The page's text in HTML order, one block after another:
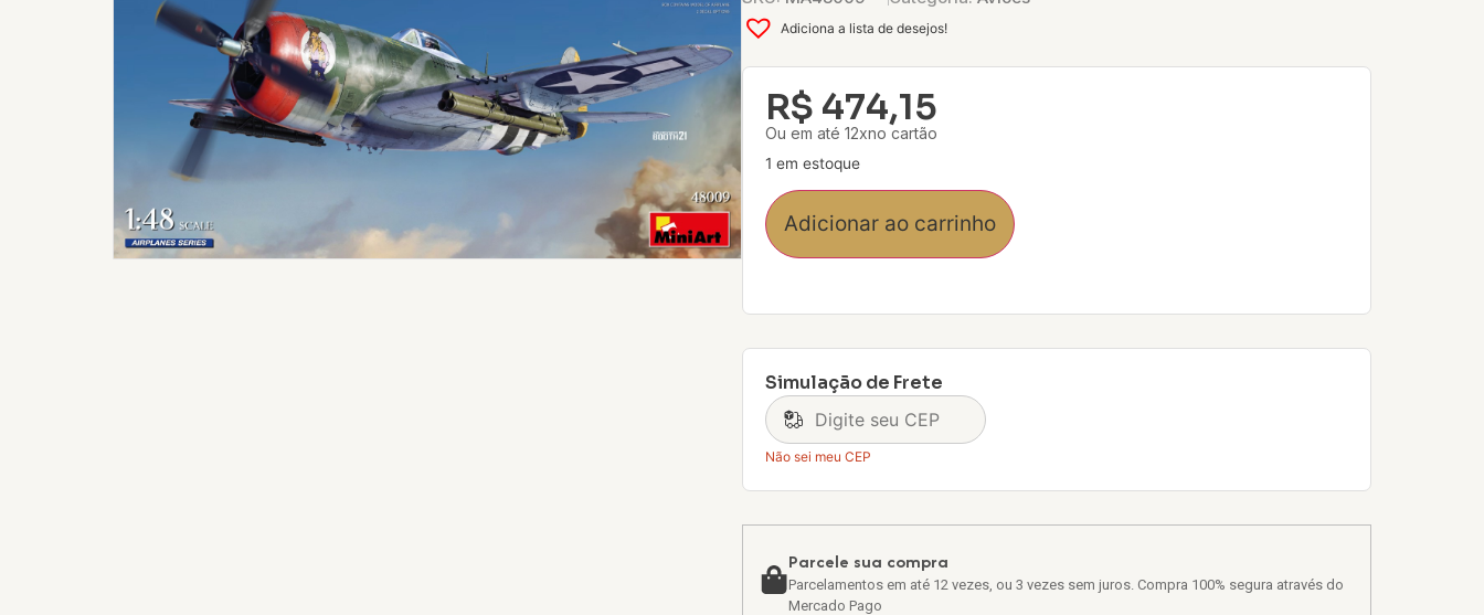
Adiciona a lista de desejos!
R$ 474,15
Ou em até 12xno cartão
1 em estoque
Adicionar ao carrinho
Simulação de Frete
Não sei meu CEP
Parcele sua compra
Parcelamentos em até 12 vezes, ou 3 vezes sem juros. Compra 100% segura através do
Mercado Pago